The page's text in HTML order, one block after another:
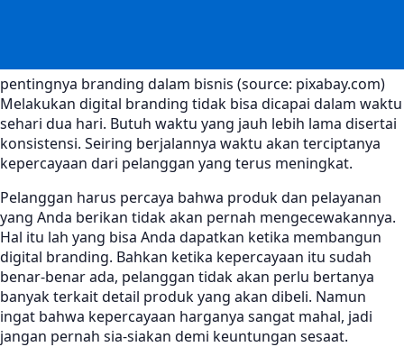
pentingnya branding dalam bisnis (source: pixabay.com)
Melakukan digital branding tidak bisa dicapai dalam waktu
sehari dua hari. Butuh waktu yang jauh lebih lama disertai
konsistensi. Seiring berjalannya waktu akan terciptanya
kepercayaan dari pelanggan yang terus meningkat.
Pelanggan harus percaya bahwa produk dan pelayanan
yang Anda berikan tidak akan pernah mengecewakannya.
Hal itu lah yang bisa Anda dapatkan ketika membangun
digital branding. Bahkan ketika kepercayaan itu sudah
benar-benar ada, pelanggan tidak akan perlu bertanya
banyak terkait detail produk yang akan dibeli. Namun
ingat bahwa kepercayaan harganya sangat mahal, jadi
jangan pernah sia-siakan demi keuntungan sesaat.